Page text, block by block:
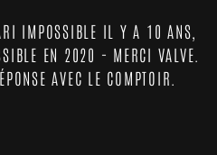
IMPOSSIBLE IL Y A 10 ANS,
EN 2020 - MERCI VALVE.
AVEC LE COMPTOIR.